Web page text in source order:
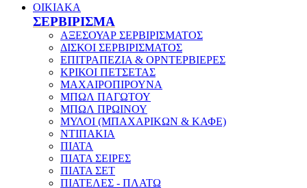
ΟΙΚΙΑΚΑ
ΣΕΡΒΙΡΙΣΜΑ
ΑΞΕΣΟΥΑΡ ΣΕΡΒΙΡΙΣΜΑΤΟΣ
ΔΙΣΚΟΙ ΣΕΡΒΙΡΙΣΜΑΤΟΣ
ΕΠΙΤΡΑΠΕΖΙΑ & ΟΡΝΤΕΡΒΙΕΡΕΣ
ΚΡΙΚΟΙ ΠΕΤΣΕΤΑΣ
ΜΑΧΑΙΡΟΠΙΡΟΥΝΑ
ΜΠΩΛ ΠΑΓΩΤΟΥ
ΜΠΩΛ ΠΡΩΙΝΟΥ
ΜΥΛΟΙ (ΜΠΑΧΑΡΙΚΩΝ & ΚΑΦΕ)
ΝΤΙΠΑΚΙΑ
ΠΙΑΤΑ
ΠΙΑΤΑ ΣΕΙΡΕΣ
ΠΙΑΤΑ ΣΕΤ
ΠΙΑΤΕΛΕΣ - ΠΛΑΤΩ